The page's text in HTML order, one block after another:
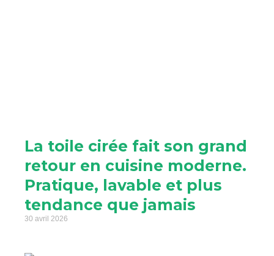
La toile cirée fait son grand
retour en cuisine moderne.
Pratique, lavable et plus
tendance que jamais
30 avril 2026